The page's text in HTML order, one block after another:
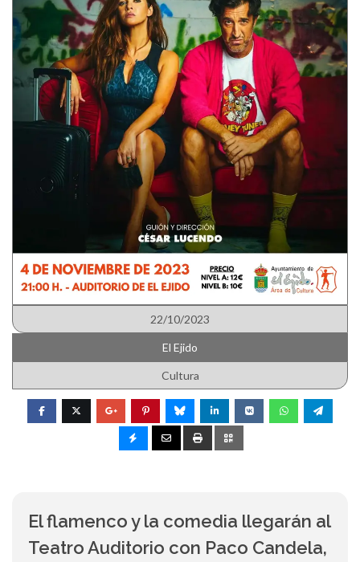
22/10/2023
El Ejido
Cultura
El flamenco y la comedia llegarán al
Teatro Auditorio con Paco Candela,